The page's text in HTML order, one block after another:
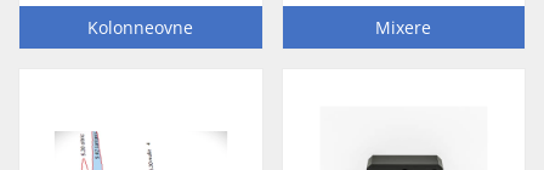
Kolonneovne Mixere